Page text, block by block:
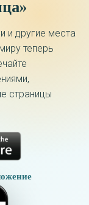
и другие места
теперь
страницы